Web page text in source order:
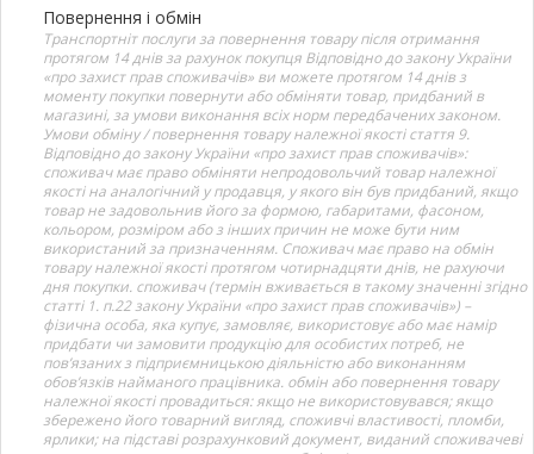
Повернення і обмін
Транспортніт послуги за повернення товару після отримання
протягом 14 днів за рахунок покупця Відповідно до закону України
«про захист прав споживачів» ви можете протягом 14 днів з
моменту покупки повернути або обміняти товар, придбаний в
магазині, за умови виконання всіх норм передбачених законом.
Умови обміну / повернення товару належної якості стаття 9.
Відповідно до закону України «про захист прав споживачів»:
споживач має право обміняти непродовольчий товар належної
якості на аналогічний у продавця, у якого він був придбаний, якщо
товар не задовольнив його за формою, габаритами, фасоном,
кольором, розміром або з інших причин не може бути ним
використаний за призначенням. Споживач має право на обмін
товару належної якості протягом чотирнадцяти днів, не рахуючи
дня покупки. споживач (термін вживається в такому значенні згідно
статті 1. п.22 закону України «про захист прав споживачів») –
фізична особа, яка купує, замовляє, використовує або має намір
придбати чи замовити продукцію для особистих потреб, не
пов’язаних з підприємницькою діяльністю або виконанням
обов’язків найманого працівника. обмін або повернення товару
належної якості провадиться: якщо не використовувався; якщо
збережено його товарний вигляд, споживчі властивості, пломби,
ярлики; на підставі розрахунковий документ, виданий споживачеві